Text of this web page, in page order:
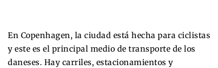
En Copenhagen, la ciudad está hecha para ciclistas
y este es el principal medio de transporte de los
daneses. Hay carriles, estacionamientos y